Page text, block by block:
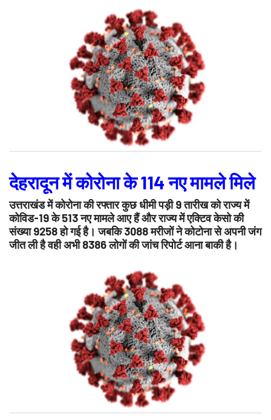
देहरादून में कोरोना के 114 नए मामले मिले
उत्तराखंड में कोरोना की रफ्तार कुछ धीमी पड़ी 9 तारीख को राज्य में
कोविड-19 के 513 नए मामले आए हैं और राज्य में एक्टिव केसो की
संख्या 9258 हो गई है। जबकि 3088 मरीजों ने कोटोना से अपनी जंग
जीत ली है वही अभी 8386 लोगों की जांच रिपोर्ट आना बाकी है।